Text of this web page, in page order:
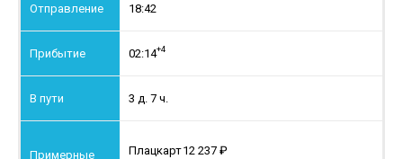
18:42
02:14+4
3 д. 7 ч.
Плацкарт12 237